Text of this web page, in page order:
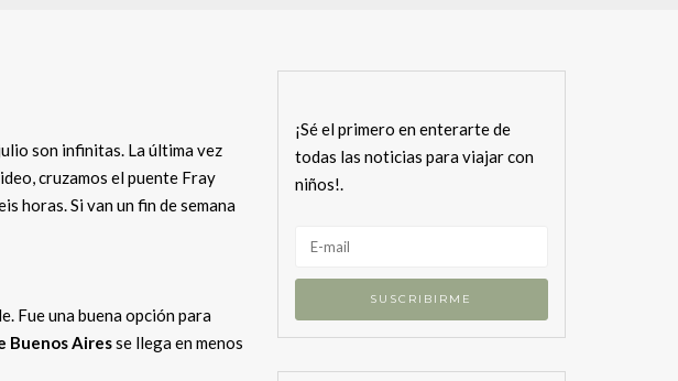
son infinitas. La última vez
cruzamos el puente Fray
horas. Si van un fin de semana
Fue una buena opción para
Buenos Airesse llega en menos
¡Sé el primero en enterarte de
todas las noticias para viajar con
niños!.